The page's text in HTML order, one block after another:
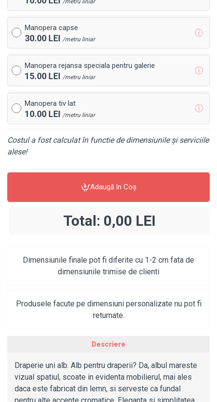
/metru liniar
Manopera capse
30.00 LEI /metru liniar
ⓘ
Manopera rejansa speciala pentru galerie
15.00 LEI /metru liniar
ⓘ
Manopera tiv lat
10.00 LEI /metru liniar
ⓘ
Costul a fost calculat în functie de dimensiunile și serviciile
alese!
Adaugă în Coş
Total: 0,00 LEI
Dimensiunile finale pot fi diferite cu 1-2 cm fata de
dimensiunile trimise de clienti
Produsele facute pe dimensiuni personalizate nu pot fi
returnate.
Descriere
Draperie uni alb. Alb pentru draperii? Da, albul mareste
vizual spatiul, scoate in evidenta mobilierul, mai ales
daca este fabricat din lemn, si serveste ca fundal
pentru alte accente cromatice. Eleganta si simplitatea